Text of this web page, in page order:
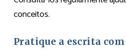
conceitos.
Pratique a escrita